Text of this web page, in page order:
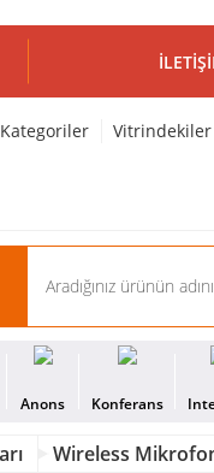
Kategoriler Vitrindekiler
Anons Konferans
Wireless